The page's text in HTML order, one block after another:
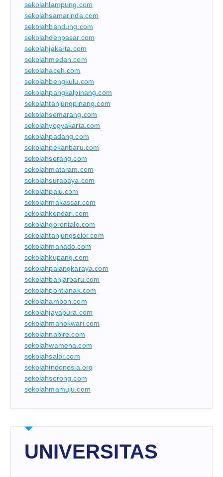
sekolahlampung.com
sekolahsamarinda.com
sekolahbandung.com
sekolahdenpasar.com
sekolahjakarta.com
sekolahmedan.com
sekolahaceh.com
sekolahbengkulu.com
sekolahpangkalpinang.com
sekolahtanjungpinang.com
sekolahsemarang.com
sekolahyogyakarta.com
sekolahpadang.com
sekolahpekanbaru.com
sekolahserang.com
sekolahmataram.com
sekolahsurabaya.com
sekolahpalu.com
sekolahmakassar.com
sekolahkendari.com
sekolahgorontalo.com
sekolahtanjungselor.com
sekolahmanado.com
sekolahkupang.com
sekolahpalangkaraya.com
sekolahbanjarbaru.com
sekolahpontianak.com
sekolahambon.com
sekolahjayapura.com
sekolahmanokwari.com
sekolahnabire.com
sekolahwamena.com
sekolahsalor.com
sekolahindonesia.org
sekolahsorong.com
sekolahmamuju.com
UNIVERSITAS